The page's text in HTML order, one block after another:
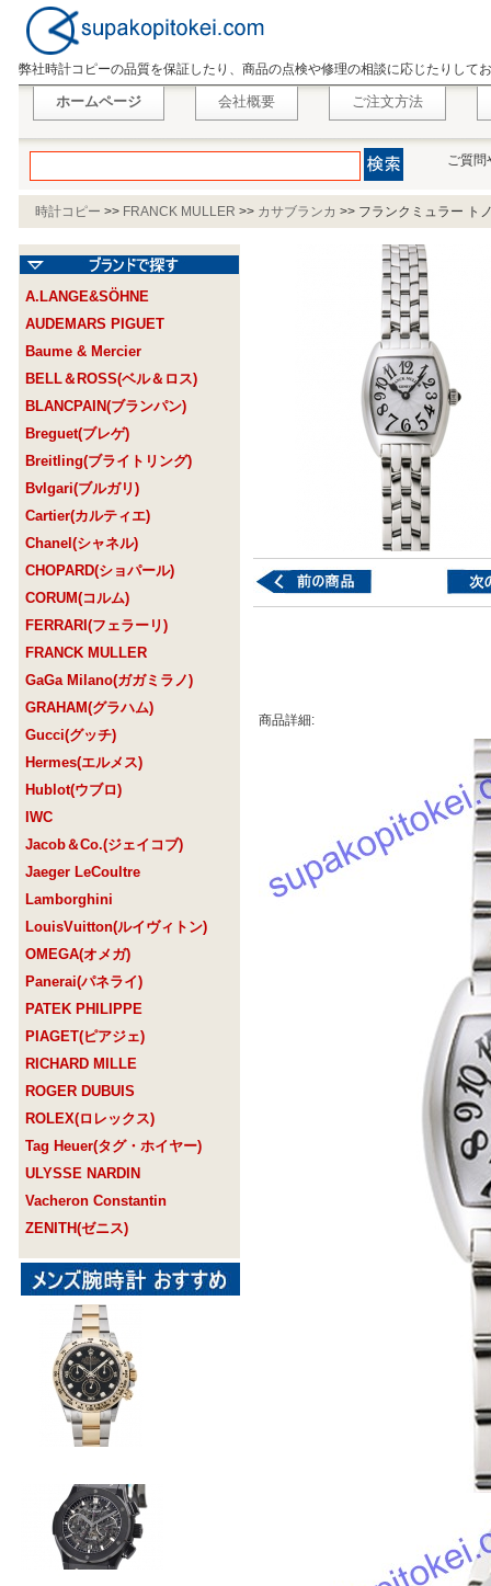
弊社時計コピーの品質を保証したり、商品の点検や修理の相談に応じたりして
ホームページ 会社概要 ご注文方法
ご質問
時計コピー >> FRANCK MULLER >> カサブランカ >> フランクミュラー ト
A.LANGE&SÖHNE
AUDEMARS PIGUET
Baume & Mercier
BELL＆ROSS(ベル＆ロス)
BLANCPAIN(ブランパン)
Breguet(ブレゲ)
Breitling(ブライトリング)
Bvlgari(ブルガリ)
Cartier(カルティエ)
Chanel(シャネル)
CHOPARD(ショパール)
CORUM(コルム)
FERRARI(フェラーリ)
FRANCK MULLER
GaGa Milano(ガガミラノ)
GRAHAM(グラハム)
Gucci(グッチ)
Hermes(エルメス)
Hublot(ウブロ)
IWC
Jacob＆Co.(ジェイコブ)
Jaeger LeCoultre
Lamborghini
LouisVuitton(ルイヴィトン)
OMEGA(オメガ)
Panerai(パネライ)
PATEK PHILIPPE
PIAGET(ピアジェ)
RICHARD MILLE
ROGER DUBUIS
ROLEX(ロレックス)
Tag Heuer(タグ・ホイヤー)
ULYSSE NARDIN
Vacheron Constantin
ZENITH(ゼニス)
商品詳細: